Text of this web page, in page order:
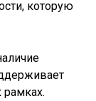
которую